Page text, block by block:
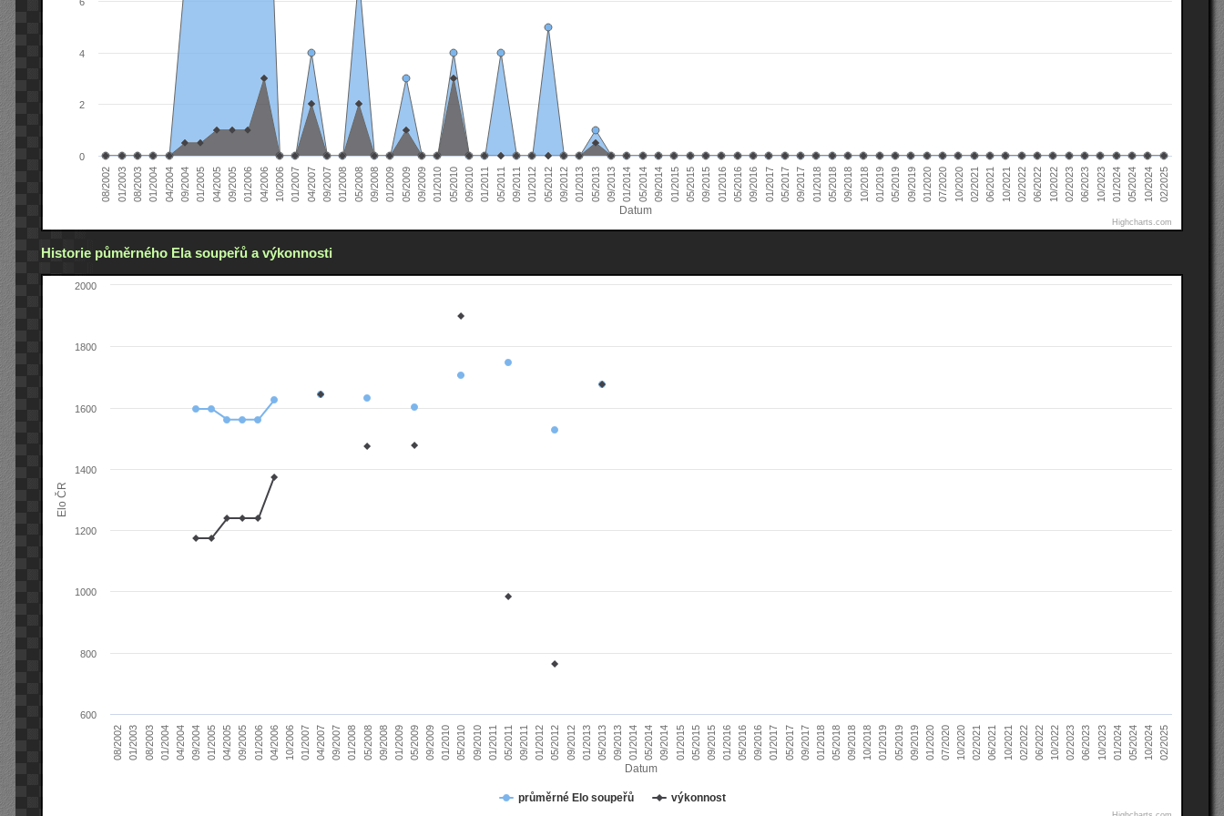
Datum
08/2002 01/2003 08/2003 01/2004 04/2004 09/2004 01/2005 04/2005 09/2005 01/2006 04/2006 10/2006 01/2007 04/2007 09/2007 01/2008 05/2008 09/2008 01/2009 05/2009 09/2009 01/2010 05/2010 09/2010 01/2011 05/2011 09/2011 01/2012 05/2012 09/2012 01/2013 05/2013 09/2013 01/2014 05/2014 09/2014 01/2015 05/2015 09/2015 01/2016 05/2016 09/2016 01/2017 05/2017 09/2017 01/2018 05/2018 09/2018 10/2018 01/2019 05/2019 09/2019 01/2020 07/2020 10/2020 02/2021 06/2021 10/2021 02/2022 06/2022 10/2022 02/2023 06/2023 10/2023 01/2024 05/2024 10/2024 02/2025
0
2
4
Highcharts.com
Historie půměrného Ela soupeřů a výkonnosti
Datum
Elo ČR
průměrné Elo soupeřů výkonnost
08/2002 01/2003 08/2003 01/2004 04/2004 09/2004 01/2005 04/2005 09/2005 01/2006 04/2006 10/2006 01/2007 04/2007 09/2007 01/2008 05/2008 09/2008 01/2009 05/2009 09/2009 01/2010 05/2010 09/2010 01/2011 05/2011 09/2011 01/2012 05/2012 09/2012 01/2013 05/2013 09/2013 01/2014 05/2014 09/2014 01/2015 05/2015 09/2015 01/2016 05/2016 09/2016 01/2017 05/2017 09/2017 01/2018 05/2018 09/2018 10/2018 01/2019 05/2019 09/2019 01/2020 07/2020 10/2020 02/2021 06/2021 10/2021 02/2022 06/2022 10/2022 02/2023 06/2023 10/2023 01/2024 05/2024 10/2024 02/2025
600
800
1000
1200
1400
1600
1800
2000